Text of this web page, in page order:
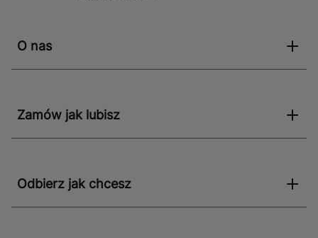
O nas
Zamów jak lubisz
Odbierz jak chcesz